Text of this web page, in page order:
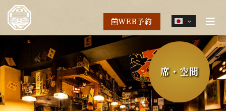
WEB予約
席・空間